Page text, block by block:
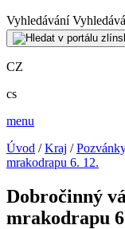
Vyhledávání
CZ
cs
menu
Úvod /Kraj /
mrakodrapu 6. 12.
Dobročinný
mrakodrapu